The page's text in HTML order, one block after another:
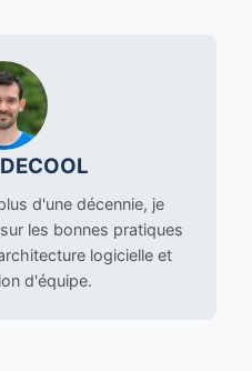
d'une décennie, je
les bonnes pratiques
logicielle et
d'équipe.